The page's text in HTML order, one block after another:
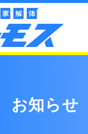
お知らせ